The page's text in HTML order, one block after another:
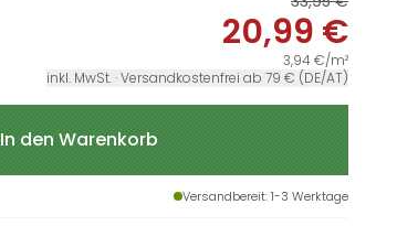
20,99 €
3,94 €/m²
inkl. MwSt. · Versandkostenfrei ab 79 € (DE/AT)
In den Warenkorb
Versandbereit: 1-3 Werktage